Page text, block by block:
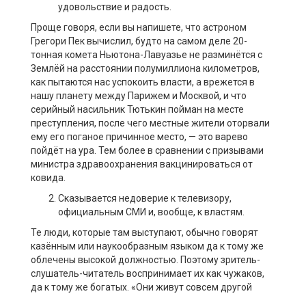
удовольствие и радость.
Проще говоря, если вы напишете, что астроном
Грегори Пек вычислил, будто на самом деле 20-
тонная комета Ньютона-Лавуазье не разминётся с
Землёй на расстоянии полумиллиона километров,
как пытаются нас успокоить власти, а врежется в
нашу планету между Парижем и Москвой, и что
серийный насильник Тютькин пойман на месте
преступления, после чего местные жители оторвали
ему его поганое причинное место, — это варево
пойдёт на ура. Тем более в сравнении с призывами
министра здравоохранения вакцинироваться от
ковида.
Сказывается недоверие к телевизору,
официальным СМИ и, вообще, к властям.
Те люди, которые там выступают, обычно говорят
казённым или наукообразным языком да к тому же
облечены высокой должностью. Поэтому зритель-
слушатель-читатель воспринимает их как чужаков,
да к тому же богатых. «Они живут совсем другой